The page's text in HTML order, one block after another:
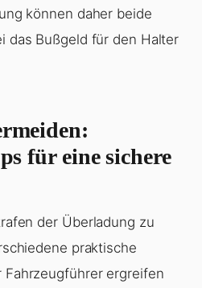
können daher beide
das Bußgeld für den Halter
für eine sichere
der Überladung zu
praktische
Fahrzeugführer ergreifen